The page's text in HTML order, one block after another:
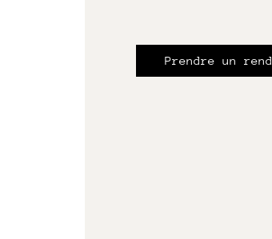
Prendre un